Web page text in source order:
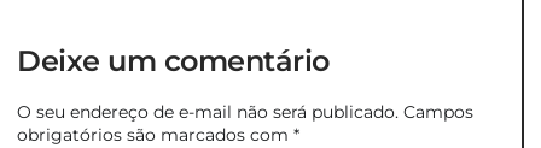
Deixe um comentário
O seu endereço de e-mail não será publicado. Campos
obrigatórios são marcados com *